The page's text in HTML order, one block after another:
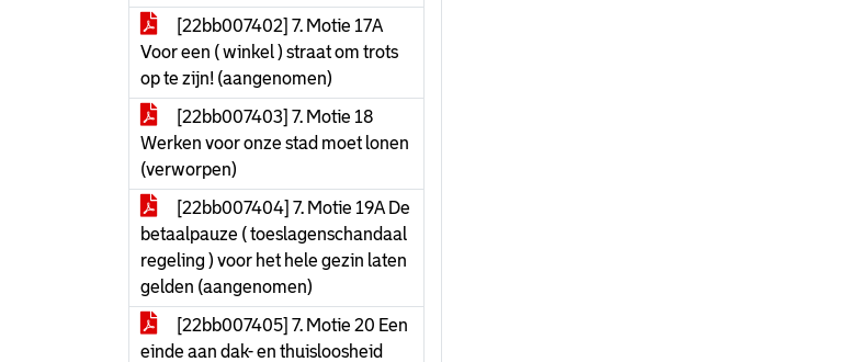
[22bb007402] 7. Motie 17A
Voor een ( winkel ) straat om trots
op te zijn! (aangenomen)
[22bb007403] 7. Motie 18
Werken voor onze stad moet lonen
(verworpen)
[22bb007404] 7. Motie 19A De
betaalpauze ( toeslagenschandaal
regeling ) voor het hele gezin laten
gelden (aangenomen)
[22bb007405] 7. Motie 20 Een
einde aan dak- en thuisloosheid